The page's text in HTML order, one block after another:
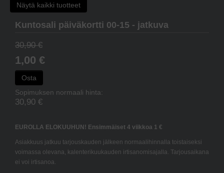
Näytä kaikki tuotteet
Kuntosali päiväkortti 00-15 - jatkuva
EUROLLA ELOKUUHUN! Ensimmäiset 4 viikkoa 1 €
Asiakkuus jatkuu tarjouskauden jälkeen normaalihinnalla toistaiseksi
voimassa olevana, kalenterikuukauden irtisanomisajalla. Tarjousaikana
ei voi irtisanoa.
30,90 €
1,00 €
Osta
Sopimuksen normaali hinta:
30,90 €